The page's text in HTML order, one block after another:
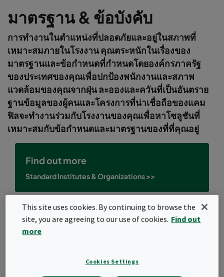
มาตรฐาน & ข้อบังคับ
การทำงานในตำแหน่งที่ปลอดภัยและอยู่ในสภาพที่
เหมาะสมภายในโรงงาน คุณตระหนักในเรื่องของ
มาตรฐานและข้อกำหนดที่กำหนดโดยองค์กรภาครัฐ
ของประเทศของคุณเพื่อปกป้องพนักงานและสภาพ
แวดล้อมของคุณจากฝุ่น ละอองและควันที่เป็นอันตราย
ฐานข้อมูลของผู้คนและโครงการที่น่าเชื่อถือของแคม
ฟิลจะทำงานร่วมกับโรงงานของคุณเพื่อหาโซลูชันที่
เหมาะสมกับข้อกำหนดและมาตรฐานของที่ที่คุณอยู่
Find out more
Standard Institutes & Organizations>>
Filter
Case studies
This site uses cookies. By continuing to browse the
site, you are agreeing to our use of cookies. Find out
more
Cookies Settings